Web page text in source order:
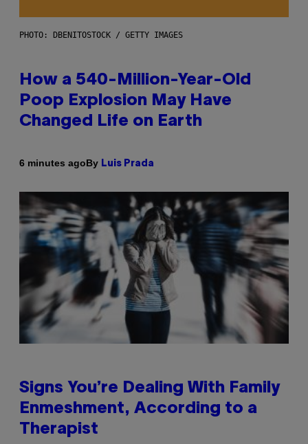
PHOTO: DBENITOSTOCK / GETTY IMAGES
How a 540-Million-Year-Old
Poop Explosion May Have
Changed Life on Earth
6 minutes agoBy Luis Prada
Signs You’re Dealing With Family
Enmeshment, According to a
Therapist